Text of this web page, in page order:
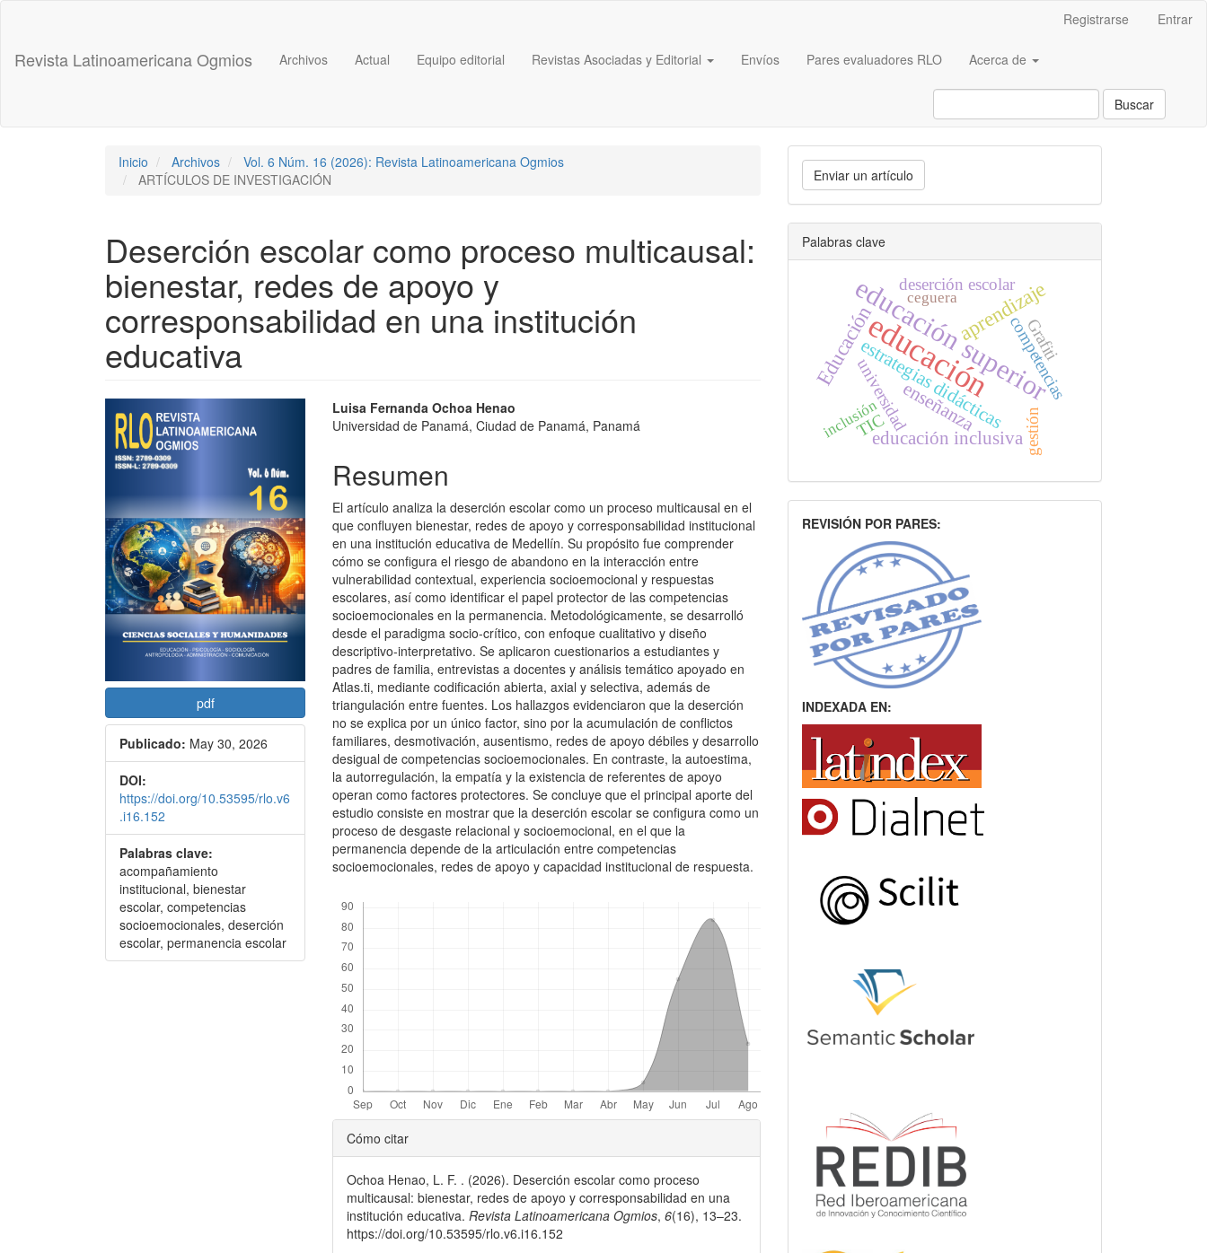
principal
Registrarse Entrar
Revista Latinoamericana Ogmios Archivos Actual Equipo editorial Revistas Asociadas y Editorial Envíos Pares evaluadores RLO Acerca de
Buscar
Inicio Archivos
Vol. 6 Núm. 16 (2026): Revista Latinoamericana Ogmios
ARTÍCULOS DE INVESTIGACIÓN
Deserción escolar como proceso multicausal:
bienestar, redes de apoyo y
corresponsabilidad en una institución
educativa
Barra
lateral
del
artículo
pdf
Publicado: May 30, 2026
DOI:
https://doi.org/10.53595/rlo.v6
.i16.152
Palabras clave:
acompañamiento
institucional, bienestar
escolar, competencias
socioemocionales, deserción
escolar, permanencia escolar
Contenido
principal
del
artículo
Luisa Fernanda Ochoa Henao
Universidad de Panamá, Ciudad de Panamá, Panamá
Resumen
El artículo analiza la deserción escolar como un proceso multicausal en el
que confluyen bienestar, redes de apoyo y corresponsabilidad institucional
en una institución educativa de Medellín. Su propósito fue comprender
cómo se configura el riesgo de abandono en la interacción entre
vulnerabilidad contextual, experiencia socioemocional y respuestas
escolares, así como identificar el papel protector de las competencias
socioemocionales en la permanencia. Metodológicamente, se desarrolló
desde el paradigma socio-crítico, con enfoque cualitativo y diseño
descriptivo-interpretativo. Se aplicaron cuestionarios a estudiantes y
padres de familia, entrevistas a docentes y análisis temático apoyado en
Atlas.ti, mediante codificación abierta, axial y selectiva, además de
triangulación entre fuentes. Los hallazgos evidenciaron que la deserción
no se explica por un único factor, sino por la acumulación de conflictos
familiares, desmotivación, ausentismo, redes de apoyo débiles y desarrollo
desigual de competencias socioemocionales. En contraste, la autoestima,
la autorregulación, la empatía y la existencia de referentes de apoyo
operan como factores protectores. Se concluye que el principal aporte del
estudio consiste en mostrar que la deserción escolar se configura como un
proceso de desgaste relacional y socioemocional, en el que la
permanencia depende de la articulación entre competencias
socioemocionales, redes de apoyo y capacidad institucional de respuesta.
Detalles
del
artículo
Cómo citar
Ochoa Henao, L. F. . (2026). Deserción escolar como proceso
multicausal: bienestar, redes de apoyo y corresponsabilidad en una
institución educativa.Revista Latinoamericana Ogmios,6(16), 13–23.
https://doi.org/10.53595/rlo.v6.i16.152
Enviar
un
artículo
Enviar un artículo
Palabras clave
educación
educación superior
Educación aprendizaje
estrategias didácticas
enseñanza
educación inclusiva
universidad gestión
competencias
Grafiti
deserción escolar
TIC
ceguera
inclusión
INDEXACION
REVISIÓN POR PARES:
INDEXADA EN: